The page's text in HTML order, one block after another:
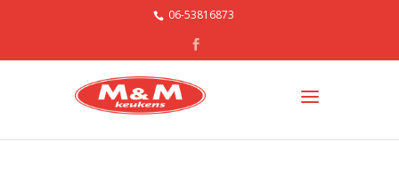
06-53816873